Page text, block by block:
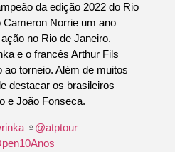
da edição 2022 do Rio
Norrie um ano
no Rio de Janeiro.
e o francês Arthur Fils
torneio. Além de muitos
destacar os brasileiros
e João Fonseca.
‍♀️ @atptour